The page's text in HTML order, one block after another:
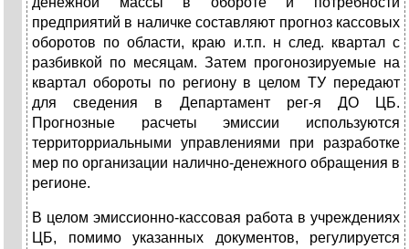
предприятий в наличке составляют прогноз кассовых
оборотов по области, краю и.т.п. н след. квартал с
разбивкой по месяцам. Затем прогонозируемые на
квартал обороты по региону в целом ТУ передают
для сведения в Департамент рег-я ДО ЦБ.
Прогнозные расчеты эмиссии используются
территорриальными управлениями при разработке
мер по организации налично-денежного обращения в
регионе.
В целом эмиссионно-кассовая работа в учреждениях
ЦБ, помимо указанных документов, регулируется